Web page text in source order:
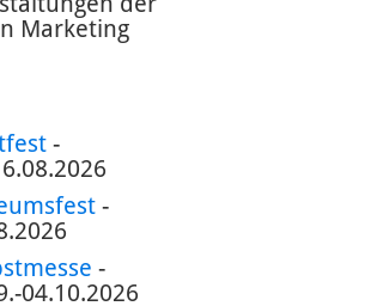
Marketing
-
-
-
04.10.2026